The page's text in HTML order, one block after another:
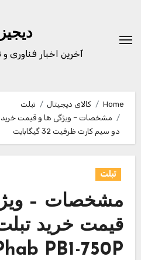
content
آخرین اخبار فناوری
Home کالای دیجیتال
تبلت
دو سیم کارت ظرفیت 32 گیگابایت
تبلت
مشخصات –
قیمت خرید